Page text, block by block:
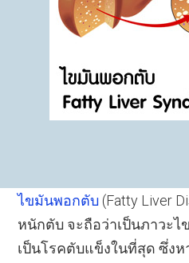
ไขมันพอกตับ (Fatty Liver
หนักตับ จะถือว่าเป็นภาวะ
เป็นโรคตับแข็งในที่สุด ซึ่ง